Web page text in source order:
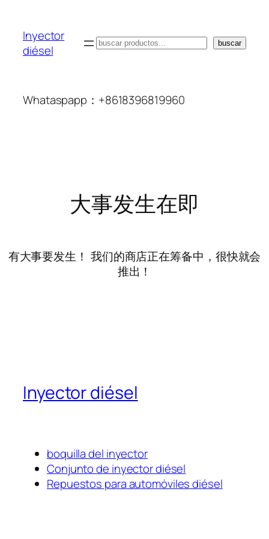
Inyector
diésel
搜
buscar
Whataspapp：+8618396819960
大事发生在即
有大事要发生！ 我们的商店正在筹备中，很快就会
推出！
Inyector diésel
boquilla del inyector
Conjunto de inyector diésel
Repuestos para automóviles diésel